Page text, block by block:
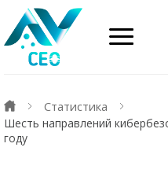
Статистика
Шесть направлений
году